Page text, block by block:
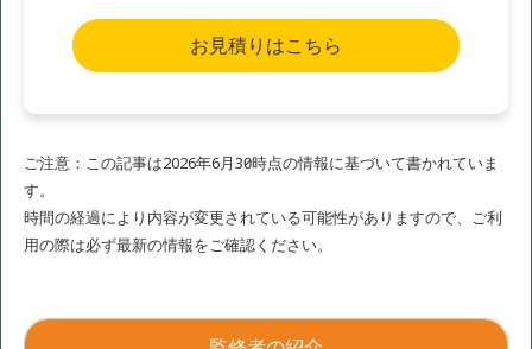
お見積りはこちら
ご注意：この記事は2026年6月30日時点の情報に基づいて書かれていま
す。
時間の経過により内容が変更されている可能性がありますので、ご利
用の際は必ず最新の情報をご確認ください。